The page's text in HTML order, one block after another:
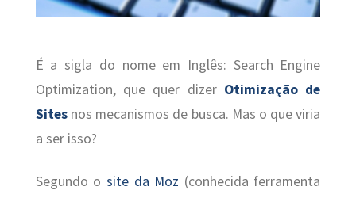
É a sigla do nome em Inglês: Search Engine
Optimization, que quer dizer Otimização de
Sitesnos mecanismos de busca. Mas o que viria
a ser isso?
Segundo o site da Moz (conhecida ferramenta